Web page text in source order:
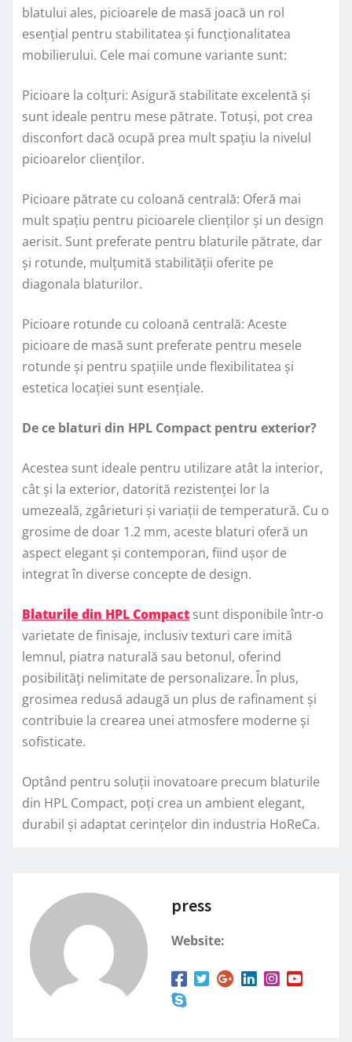
blatului ales, picioarele de masă joacă un rol
esențial pentru stabilitatea și funcționalitatea
mobilierului. Cele mai comune variante sunt:
Picioare la colțuri: Asigură stabilitate excelentă și
sunt ideale pentru mese pătrate. Totuși, pot crea
disconfort dacă ocupă prea mult spațiu la nivelul
picioarelor clienților.
Picioare pătrate cu coloană centrală: Oferă mai
mult spațiu pentru picioarele clienților și un design
aerisit. Sunt preferate pentru blaturile pătrate, dar
și rotunde, mulțumită stabilității oferite pe
diagonala blaturilor.
Picioare rotunde cu coloană centrală: Aceste
picioare de masă sunt preferate pentru mesele
rotunde și pentru spațiile unde flexibilitatea și
estetica locației sunt esențiale.
De ce blaturi din HPL Compact pentru exterior?
Acestea sunt ideale pentru utilizare atât la interior,
cât și la exterior, datorită rezistenței lor la
umezeală, zgârieturi și variații de temperatură. Cu o
grosime de doar 1.2 mm, aceste blaturi oferă un
aspect elegant și contemporan, fiind ușor de
integrat în diverse concepte de design.
Blaturile din HPL Compact sunt disponibile într-o
varietate de finisaje, inclusiv texturi care imită
lemnul, piatra naturală sau betonul, oferind
posibilități nelimitate de personalizare. În plus,
grosimea redusă adaugă un plus de rafinament și
contribuie la crearea unei atmosfere moderne și
sofisticate.
Optând pentru soluții inovatoare precum blaturile
din HPL Compact, poți crea un ambient elegant,
durabil și adaptat cerințelor din industria HoReCa.
press
Website: